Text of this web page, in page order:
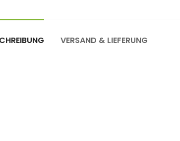
VERSAND & LIEFERUNG